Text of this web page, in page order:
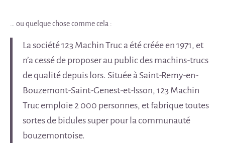
… ou quelque chose comme cela :
La société 123 Machin Truc a été créée en 1971, et
n’a cessé de proposer au public des machins-trucs
de qualité depuis lors. Située à Saint-Remy-en-
Bouzemont-Saint-Genest-et-Isson, 123 Machin
Truc emploie 2 000 personnes, et fabrique toutes
sortes de bidules super pour la communauté
bouzemontoise.